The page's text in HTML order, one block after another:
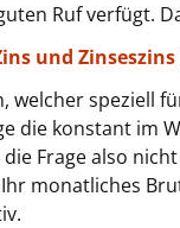
Ruf verfügt.
und Zinseszins
welcher speziell
die konstant
Frage also
monatliches